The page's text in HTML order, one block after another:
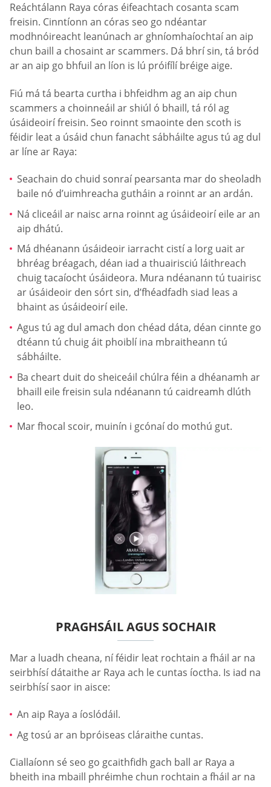
Reáchtálann Raya córas éifeachtach cosanta scam
freisin. Cinntíonn an córas seo go ndéantar
modhnóireacht leanúnach ar ghníomhaíochtaí an aip
chun baill a chosaint ar scammers. Dá bhrí sin, tá bród
ar an aip go bhfuil an líon is lú próifílí bréige aige.
Fiú má tá bearta curtha i bhfeidhm ag an aip chun
scammers a choinneáil ar shiúl ó bhaill, tá ról ag
úsáideoirí freisin. Seo roinnt smaointe den scoth is
féidir leat a úsáid chun fanacht sábháilte agus tú ag dul
ar líne ar Raya:
Seachain do chuid sonraí pearsanta mar do sheoladh
baile nó d’uimhreacha gutháin a roinnt ar an ardán.
Ná cliceáil ar naisc arna roinnt ag úsáideoirí eile ar an
aip dhátú.
Má dhéanann úsáideoir iarracht cistí a lorg uait ar
bhréag bréagach, déan iad a thuairisciú láithreach
chuig tacaíocht úsáideora. Mura ndéanann tú tuairisc
ar úsáideoir den sórt sin, d’fhéadfadh siad leas a
bhaint as úsáideoirí eile.
Agus tú ag dul amach don chéad dáta, déan cinnte go
dtéann tú chuig áit phoiblí ina mbraitheann tú
sábháilte.
Ba cheart duit do sheiceáil chúlra féin a dhéanamh ar
bhaill eile freisin sula ndéanann tú caidreamh dlúth
leo.
Mar fhocal scoir, muinín i gcónaí do mothú gut.
PRAGHSÁIL AGUS SOCHAIR
Mar a luadh cheana, ní féidir leat rochtain a fháil ar na
seirbhísí dátaithe ar Raya ach le cuntas íoctha. Is iad na
seirbhísí saor in aisce:
An aip Raya a íoslódáil.
Ag tosú ar an bpróiseas cláraithe cuntas.
Ciallaíonn sé seo go gcaithfidh gach ball ar Raya a
bheith ina mbaill phréimhe chun rochtain a fháil ar na